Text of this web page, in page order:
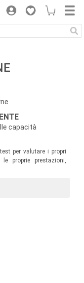
capacità
per valutare i propri
proprie prestazioni,